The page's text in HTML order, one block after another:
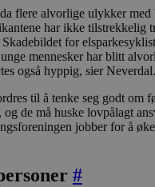
flere alvorlige ulykker med
har ikke tilstrekkelig
Skadebildet for
mennesker har blitt
også hyppig, sier Neverdal.
til å tenke seg godt om
og de må huske lovpålagt
jobber for å
#